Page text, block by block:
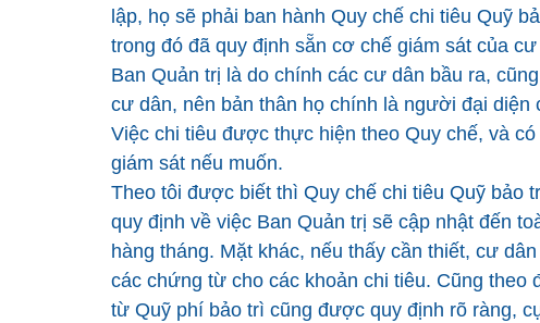
lập, họ sẽ phải ban hành Quy chế chi tiêu Quỹ
trong đó đã quy định sẵn cơ chế giám sát của
Ban Quản trị là do chính các cư dân bầu ra,
cư dân, nên bản thân họ chính là người đại diện
Việc chi tiêu được thực hiện theo Quy chế, và
giám sát nếu muốn.
Theo tôi được biết thì Quy chế chi tiêu Quỹ bảo
quy định về việc Ban Quản trị sẽ cập nhật đến
hàng tháng. Mặt khác, nếu thấy cần thiết, cư
các chứng từ cho các khoản chi tiêu. Cũng theo
từ Quỹ phí bảo trì cũng được quy định rõ ràng,